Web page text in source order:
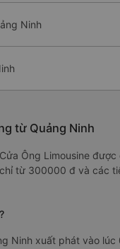
Ninh
từ Quảng Ninh
Ông Limousine
từ 300000 đ và các
Ninh xuất phát vào